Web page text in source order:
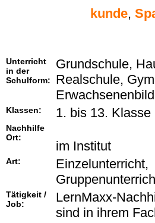
kunde,
Unterricht
in der
Schulform:
Grundschule,
Realschule,
Klassen: 1. bis 13. Klasse
Nachhilfe
Ort:
im Institut
Art:
Einzelunterricht,
Tätigkeit /
Job:
LernMaxx-
sind in ihrem